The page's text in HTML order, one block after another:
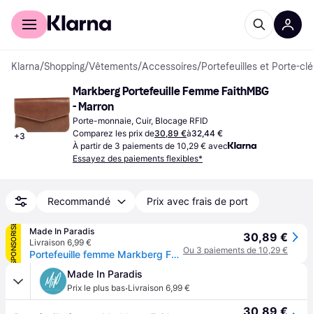
Acheter avec Klarna
Klarna/Shopping/Vêtements/Accessoires/Portefeuilles et Porte-
+3
Markberg Portefeuille Femme FaithMBG
- Marron
Porte-monnaie, Cuir, Blocage RFID
Comparez les prix de30,89 €à32,44 €
À partir de 3 paiements de 10,29 € avec
Essayez des paiements flexibles*
Recommandé Prix avec frais de port
SPONSORISÉ
Made In Paradis
Livraison 6,99 €
Portefeuille femme Markberg FaithMBG - Marron
30,89 €
Ou 3 paiements de 10,29 €
Made In Paradis
Prix le plus bas·Livraison 6,99 €
30,89 €